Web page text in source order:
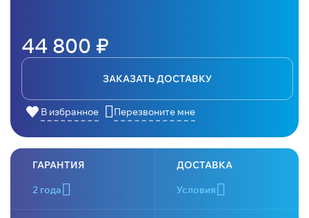
44 800 ₽
ЗАКАЗАТЬ ДОСТАВКУ
В избранное Перезвоните мне
ГАРАНТИЯ
2 года
ДОСТАВКА
Условия